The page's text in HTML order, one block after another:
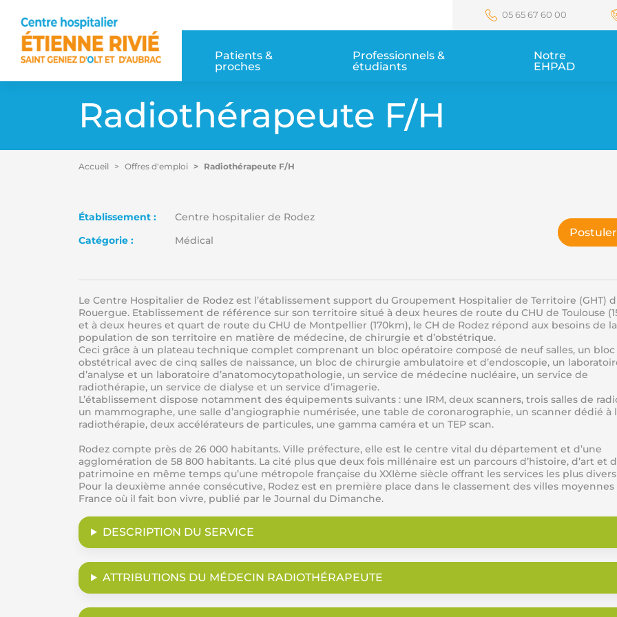
Patients &
proches
Professionnels &
étudiants
Notre
EHPAD
05 65 67 60 00
Radiothérapeute F/H
Accueil Offres d'emploi Radiothérapeute F/H
Établissement :
Centre hospitalier de Rodez
Catégorie :
Médical
Postuler
Le Centre Hospitalier de Rodez est l’établissement support du Groupement Hospitalier de Territoire (GHT)
Rouergue. Etablissement de référence sur son territoire situé à deux heures de route du CHU de Toulouse
et à deux heures et quart de route du CHU de Montpellier (170km), le CH de Rodez répond aux besoins de la
population de son territoire en matière de médecine, de chirurgie et d’obstétrique.
Ceci grâce à un plateau technique complet comprenant un bloc opératoire composé de neuf salles, un bloc
obstétrical avec de cinq salles de naissance, un bloc de chirurgie ambulatoire et d’endoscopie, un
d’analyse et un laboratoire d’anatomocytopathologie, un service de médecine nucléaire, un service de
radiothérapie, un service de dialyse et un service d’imagerie.
L’établissement dispose notamment des équipements suivants : une IRM, deux scanners, trois salles de
un mammographe, une salle d’angiographie numérisée, une table de coronarographie, un scanner dédié à
radiothérapie, deux accélérateurs de particules, une gamma caméra et un TEP scan.
Rodez compte près de 26 000 habitants. Ville préfecture, elle est le centre vital du département et d’une
agglomération de 58 800 habitants. La cité plus que deux fois millénaire est un parcours d’histoire, d’art et
patrimoine en même temps qu’une métropole française du XXIème siècle offrant les services les plus
Pour la deuxième année consécutive, Rodez est en première place dans le classement des villes moyennes
France où il fait bon vivre, publié par le Journal du Dimanche.
DESCRIPTION DU SERVICE
ATTRIBUTIONS DU MÉDECIN RADIOTHÉRAPEUTE